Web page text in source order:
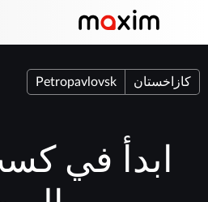
كازاخستان Petropavlovsk
ابدأ في